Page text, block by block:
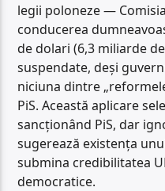
legii poloneze —
conducerea
de dolari (6,3 miliarde
suspendate, deși
niciuna dintre
PiS. Această aplicare
sancționând PiS, dar
sugerează existența
submina credibilitatea
democratice.